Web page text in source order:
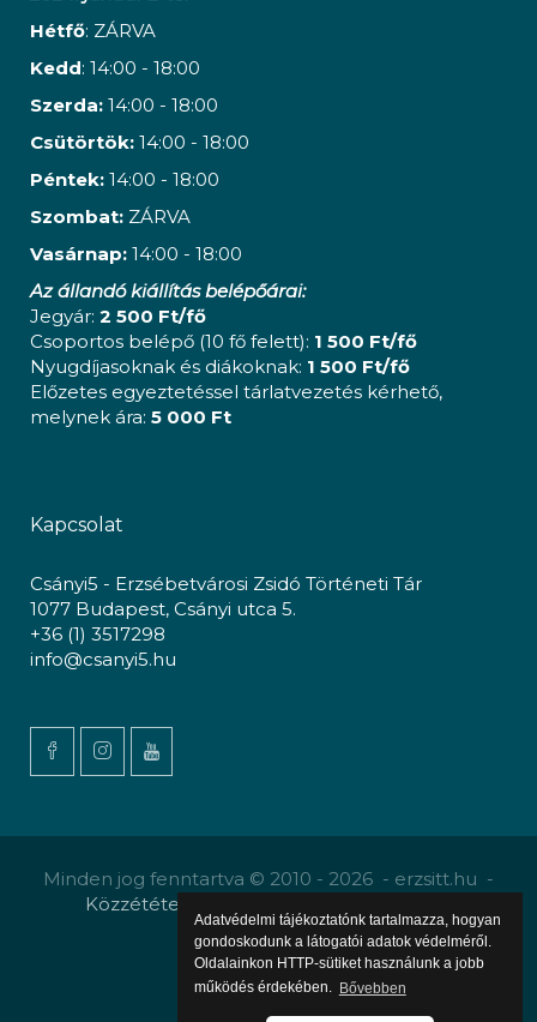
Adatvédelmi tájékoztatónk tartalmazza, hogyan
gondoskodunk a látogatói adatok védelméről.
Oldalainkon HTTP-sütiket használunk a jobb
működés érdekében. Bővebben
Hétfő: ZÁRVA
Kedd: 14:00 - 18:00
Szerda: 14:00 - 18:00
Csütörtök: 14:00 - 18:00
Péntek: 14:00 - 18:00
Szombat: ZÁRVA
Vasárnap: 14:00 - 18:00
Az állandó kiállítás belépőárai:
Jegyár: 2 500 Ft/fő
Csoportos belépő (10 fő felett): 1 500 Ft/fő
Nyugdíjasoknak és diákoknak: 1 500 Ft/fő
Előzetes egyeztetéssel tárlatvezetés kérhető,
melynek ára: 5 000 Ft
Kapcsolat
Csányi5 - Erzsébetvárosi Zsidó Történeti Tár
1077 Budapest, Csányi utca 5.
+36 (1) 3517298
info@csanyi5.hu
Minden jog fenntartva © 2010 - 2026 - erzsitt.hu -
Közzététel